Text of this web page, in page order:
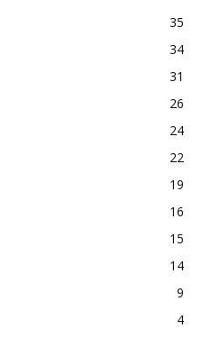
35
34
31
26
24
22
19
16
15
14
9
4